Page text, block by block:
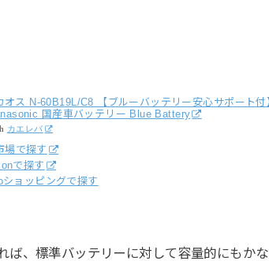
オス N-60B19L/C8 【ブルーバッテリー安心サポート
国産車バッテリー Blue Battery
カエレバ
場で探す
で探す
ショッピングで探す
ば、標準バッテリーに対して容量的にもか